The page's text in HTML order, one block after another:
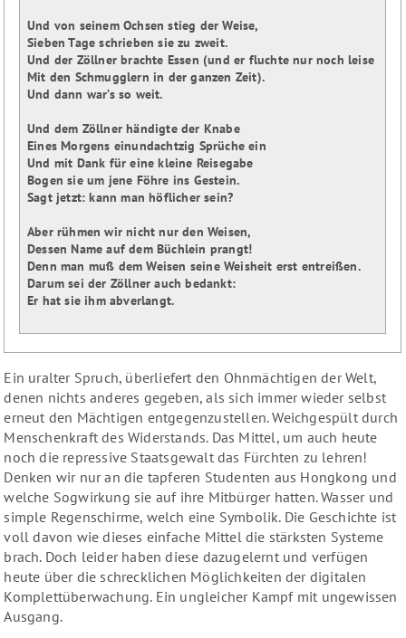
Und von seinem Ochsen stieg der Weise,
Sieben Tage schrieben sie zu zweit.
Und der Zöllner brachte Essen (und er fluchte nur noch leise
Mit den Schmugglern in der ganzen Zeit).
Und dann war’s so weit.
Und dem Zöllner händigte der Knabe
Eines Morgens einundachtzig Sprüche ein
Und mit Dank für eine kleine Reisegabe
Bogen sie um jene Föhre ins Gestein.
Sagt jetzt: kann man höflicher sein?
Aber rühmen wir nicht nur den Weisen,
Dessen Name auf dem Büchlein prangt!
Denn man muß dem Weisen seine Weisheit erst entreißen.
Darum sei der Zöllner auch bedankt:
Ein uralter Spruch, überliefert den Ohnmächtigen der Welt,
denen nichts anderes gegeben, als sich immer wieder selbst
erneut den Mächtigen entgegenzustellen. Weichgespült durch
Menschenkraft des Widerstands. Das Mittel, um auch heute
noch die repressive Staatsgewalt das Fürchten zu lehren!
Denken wir nur an die tapferen Studenten aus Hongkong und
welche Sogwirkung sie auf ihre Mitbürger hatten. Wasser und
simple Regenschirme, welch eine Symbolik. Die Geschichte ist
voll davon wie dieses einfache Mittel die stärksten Systeme
brach. Doch leider haben diese dazugelernt und verfügen
heute über die schrecklichen Möglichkeiten der digitalen
Komplettüberwachung. Ein ungleicher Kampf mit ungewissen
Ausgang.